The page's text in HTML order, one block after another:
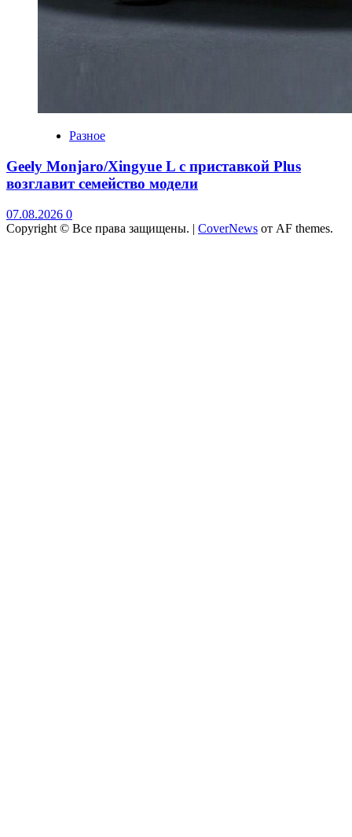
Разное
Geely Monjaro/Xingyue L с приставкой Plus
возглавит семейство модели
07.08.2026 0
Copyright © Все права защищены. | CoverNews от AF themes.